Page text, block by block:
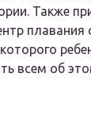
Также
плавания
всем об